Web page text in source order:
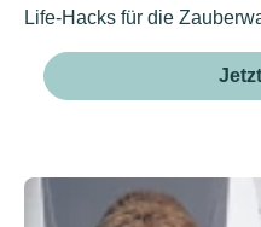
Life-Hacks für die